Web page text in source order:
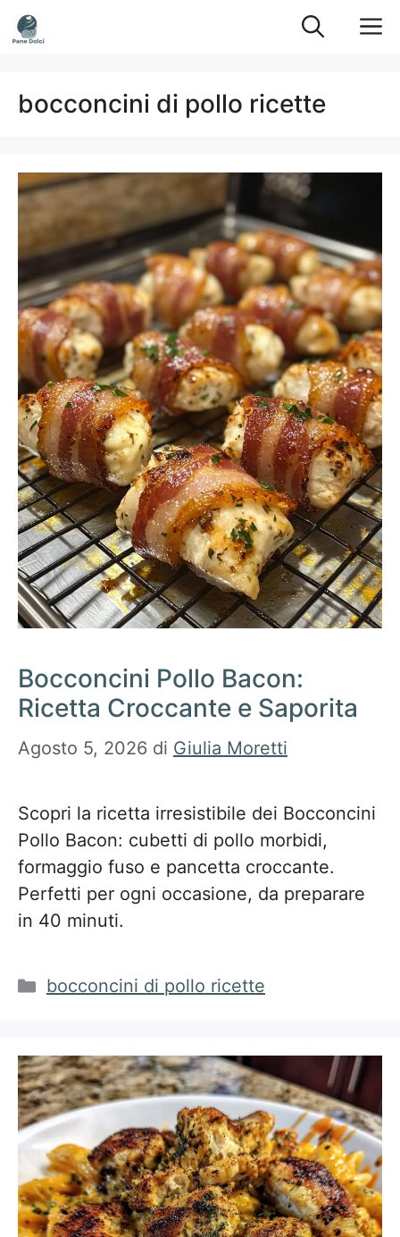
Vai
al
bocconcini di pollo ricette
Bocconcini Pollo Bacon:
Ricetta Croccante e Saporita
Agosto 5, 2026 di Giulia Moretti
Scopri la ricetta irresistibile dei Bocconcini
Pollo Bacon: cubetti di pollo morbidi,
formaggio fuso e pancetta croccante.
Perfetti per ogni occasione, da preparare
in 40 minuti.
Categorie
bocconcini di pollo ricette